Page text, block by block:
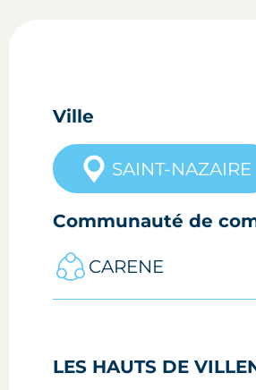
Ville
SAINT-NAZAIRE
Communauté de
CARENE
LES HAUTS DE